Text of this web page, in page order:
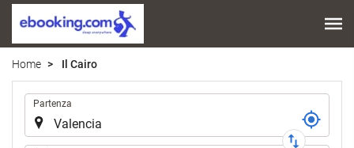
Home Il Cairo
Tratta
Partenza